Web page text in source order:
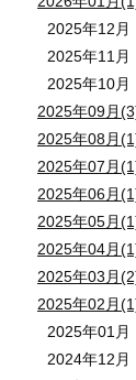
2025年12月
2025年11月
2025年10月
2025年09月
2025年08月
2025年07月
2025年06月
2025年05月
2025年04月
2025年03月
2025年02月
2025年01月
2024年12月
、ライブ配信セ
をご視聴いただ
で、お気軽にご
配信しています
サイトより、セ
でも、スマホや
ください。）
ご希望の方は 【
ドレス宛にセミ